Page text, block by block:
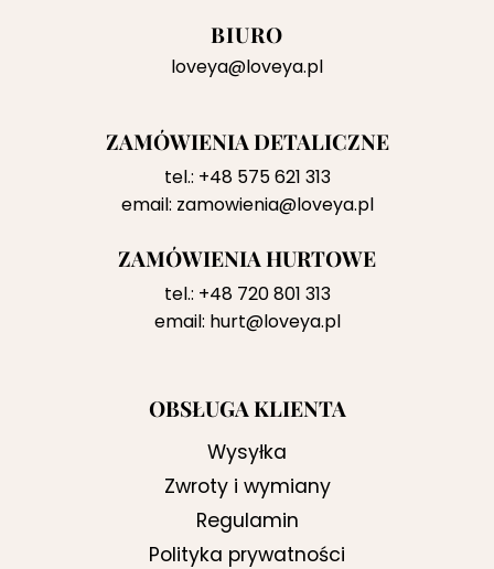
BIURO
loveya@loveya.pl
ZAMÓWIENIA DETALICZNE
tel.: +48 575 621 313
email: zamowienia@loveya.pl
ZAMÓWIENIA HURTOWE
tel.: +48 720 801 313
email: hurt@loveya.pl
OBSŁUGA KLIENTA
Wysyłka
Zwroty i wymiany
Regulamin
Polityka prywatności